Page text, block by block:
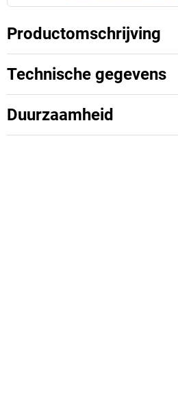
Productomschrijving
Technische gegevens
Duurzaamheid